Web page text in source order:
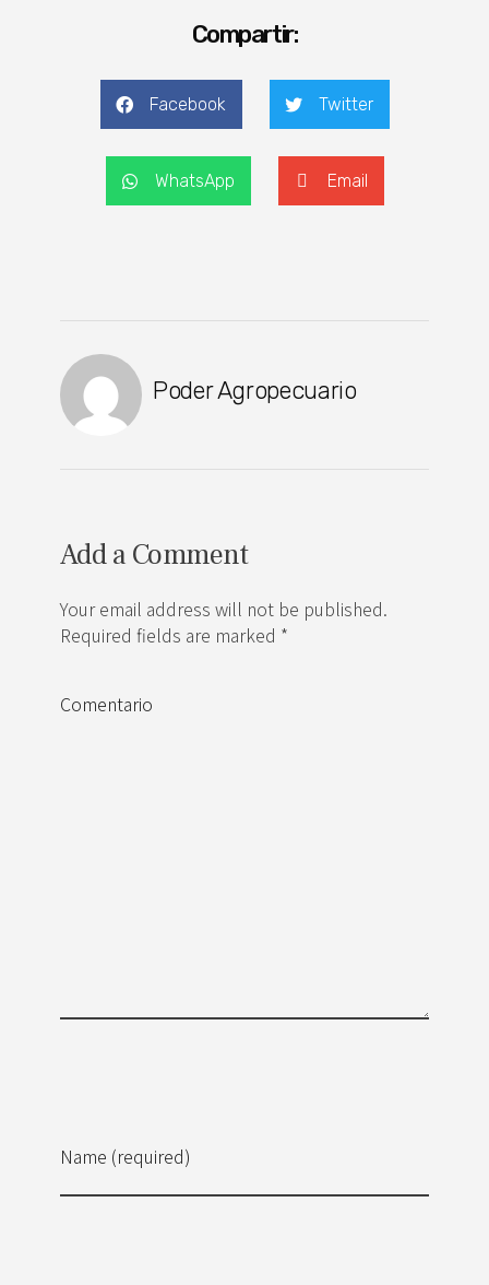
Compartir:
Facebook Twitter
WhatsApp Email
Poder Agropecuario
Add a Comment
Your email address will not be published.
Required fields are marked *
Name (required)
Comentario